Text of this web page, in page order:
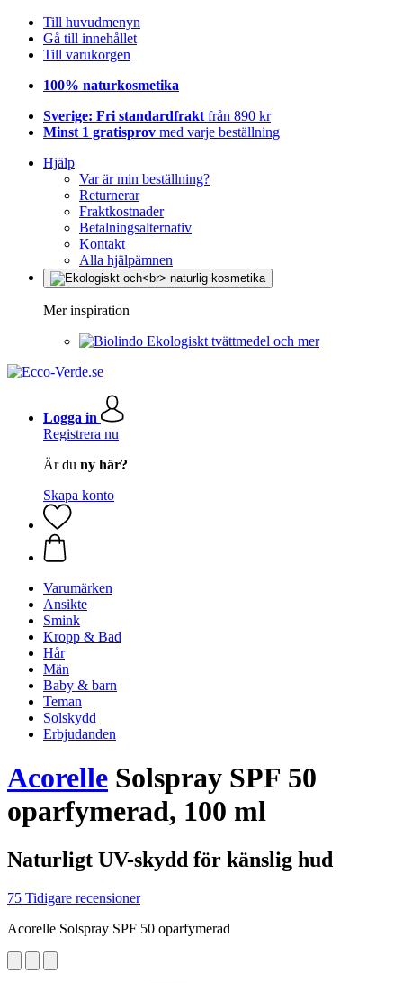
Till huvudmenyn
Gå till innehållet
Till varukorgen
100% naturkosmetika
Sverige: Fri standardfrakt från 890 kr
Minst 1 gratisprov med varje beställning
Hjälp
Var är min beställning?
Returnerar
Fraktkostnader
Betalningsalternativ
Kontakt
Alla hjälpämnen
Mer inspiration
Ekologiskt tvättmedel och mer
Logga in
Registrera nu
Är du ny här?
Skapa konto
Varumärken
Ansikte
Smink
Kropp & Bad
Hår
Män
Baby & barn
Teman
Solskydd
Erbjudanden
Acorelle Solspray SPF 50
oparfymerad, 100 ml
Naturligt UV-skydd för känslig hud
75 Tidigare recensioner
Acorelle Solspray SPF 50 oparfymerad